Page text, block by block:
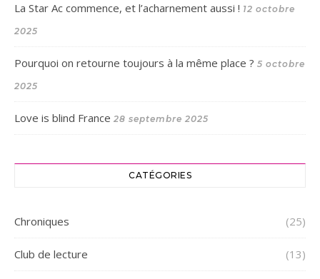
La Star Ac commence, et l’acharnement aussi ! 12 octobre
2025
Pourquoi on retourne toujours à la même place ? 5 octobre
2025
Love is blind France 28 septembre 2025
CATÉGORIES
Chroniques (25)
Club de lecture (13)